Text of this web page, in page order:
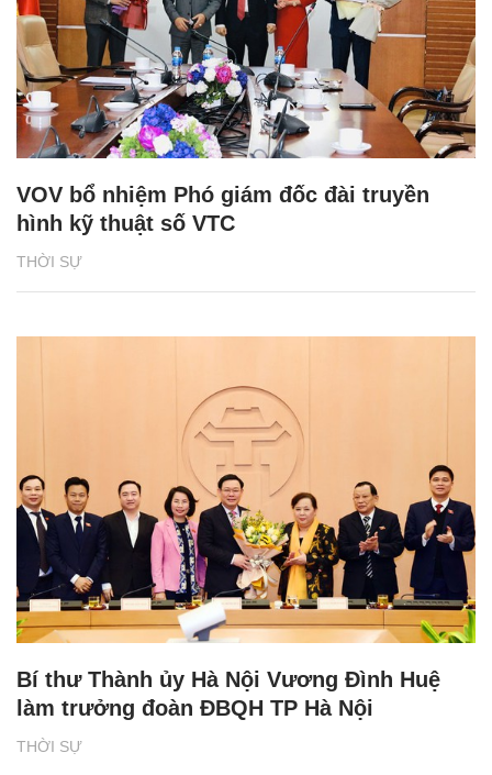
THỜI SỰ
VOV bổ nhiệm Phó giám đốc đài truyền
hình kỹ thuật số VTC
THỜI SỰ
Bí thư Thành ủy Hà Nội Vương Đình Huệ
làm trưởng đoàn ĐBQH TP Hà Nội